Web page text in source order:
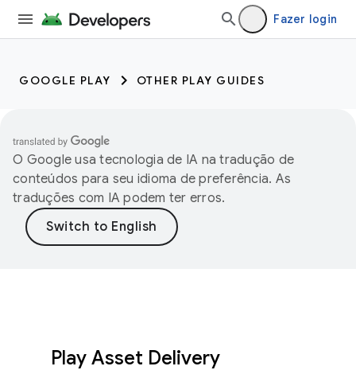
Fazer login
GOOGLE PLAY OTHER PLAY GUIDES
O Google usa tecnologia de IA na tradução de
conteúdos para seu idioma de preferência. As
traduções com IA podem ter erros.
Play Asset Delivery